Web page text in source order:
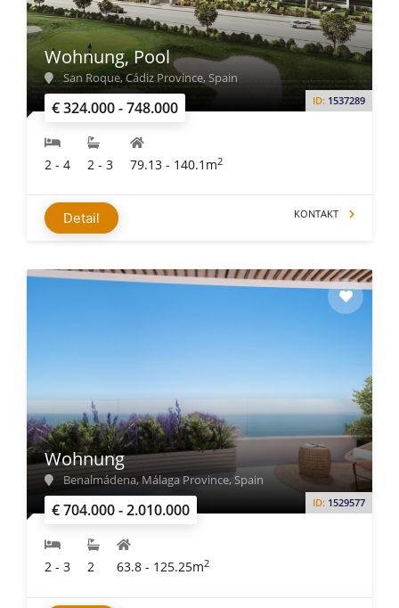
€ 324.000 - 748.000 ID: 1537289
Wohnung, Pool
San Roque, Cádiz Province, Spain
2 - 4 2 - 3 79.13 - 140.1m2
Detail KONTAKT
€ 704.000 - 2.010.000 ID: 1529577
Wohnung
Benalmádena, Málaga Province, Spain
2 - 3 2 63.8 - 125.25m2